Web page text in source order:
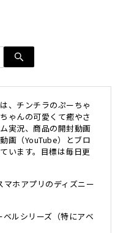
、チンチラのぷーちゃ
ゃんの可愛くて癒やさ
実況、商品の開封動画
画（YouTube）とブロ
います。目標は毎日更
ホアプリのディズニー
ルシリーズ（特にアベ